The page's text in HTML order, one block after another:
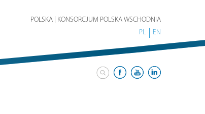
POLSKA | KONSORCJUM POLSKA WSCHODNIA
PL
EN